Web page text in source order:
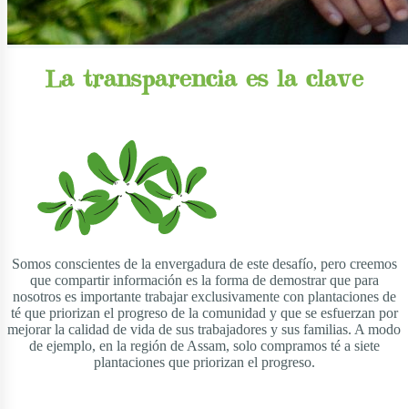
La transparencia es la clave
Somos conscientes de la envergadura de este desafío, pero creemos
que compartir información es la forma de demostrar que para
nosotros es importante trabajar exclusivamente con plantaciones de
té que priorizan el progreso de la comunidad y que se esfuerzan por
mejorar la calidad de vida de sus trabajadores y sus familias. A modo
de ejemplo, en la región de Assam, solo compramos té a siete
plantaciones que priorizan el progreso.